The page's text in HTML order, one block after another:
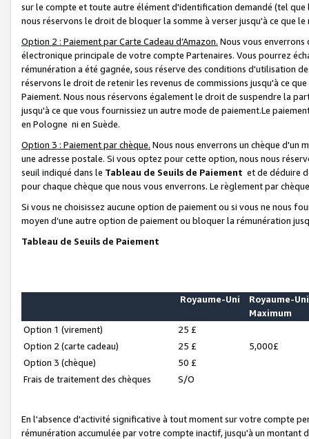
sur le compte et toute autre élément d'identification demandé (tel que
nous réservons le droit de bloquer la somme à verser jusqu'à ce que
Option 2 : Paiement par Carte Cadeau d’Amazon. Nous vous
électronique principale de votre compte Partenaires. Vous pourrez
rémunération a été gagnée, sous réserve des conditions d'utilisation
réservons le droit de retenir les revenus de commissions jusqu'à ce
Paiement. Nous nous réservons également le droit de suspendre la
jusqu'à ce que vous fournissiez un autre mode de paiement.Le
en Pologne ni en Suède.
Option 3 : Paiement par chèque. Nous nous enverrons un chèque d'un
une adresse postale. Si vous optez pour cette option, nous nous
seuil indiqué dans le Tableau de Seuils de Paiement et de déduire
pour chaque chèque que nous vous enverrons. Le règlement par
Si vous ne choisissez aucune option de paiement ou si vous ne nous
moyen d’une autre option de paiement ou bloquer la rémunération
Tableau de Seuils de Paiement
Royaume-Uni
Royaume-Uni
Maximum
Option 1 (virement)
25 £
Option 2 (carte cadeau)
25 £
5,000£
Option 3 (chèque)
50 £
Frais de traitement des chèques
S/O
En l'absence d'activité significative à tout moment sur votre compte
rémunération accumulée par votre compte inactif, jusqu'à un montant